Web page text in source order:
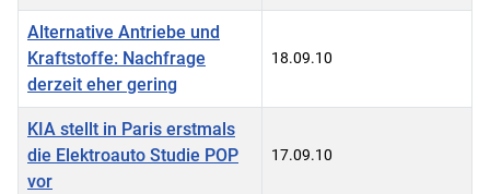
Alternative Antriebe und
Kraftstoffe: Nachfrage
derzeit eher gering
18.09.10
KIA stellt in Paris erstmals
die Elektroauto Studie POP
vor
17.09.10